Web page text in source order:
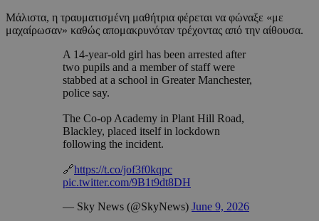
Μάλιστα, η τραυματισμένη μαθήτρια φέρεται να φώναξε «με
μαχαίρωσαν» καθώς απομακρυνόταν τρέχοντας από την αίθουσα.
A 14-year-old girl has been arrested after
two pupils and a member of staff were
stabbed at a school in Greater Manchester,
police say.
The Co-op Academy in Plant Hill Road,
Blackley, placed itself in lockdown
following the incident.
🔗https://t.co/jof3f0kqpc
pic.twitter.com/9B1t9dt8DH
— Sky News (@SkyNews) June 9, 2026